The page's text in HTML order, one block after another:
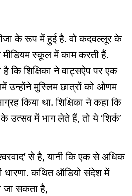
के रूप में हुई है. वो कदवल्लूर के
मीडियम स्कूल में काम करती हैं.
कि शिक्षिका ने वाट्सऐप पर एक
उन्होंने मुस्लिम छात्रों को ओणम
किया था. शिक्षिका ने कहा कि
उत्सव में भाग लेते हैं, तो ये ‘शिर्क’
से है, यानी कि एक से अधिक
धारणा. कथित ऑडियो संदेश में
जा सकता है,